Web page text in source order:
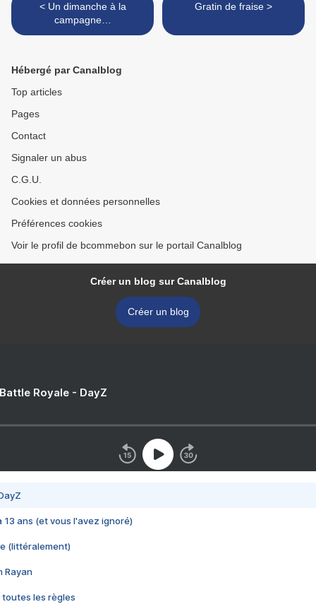
< Un dimanche à la
campagne…
Gratin de fraise >
Hébergé par Canalblog
Top articles
Pages
Contact
Signaler un abus
C.G.U.
Cookies et données personnelles
Préférences cookies
Voir le profil de bcommebon sur le portail Canalblog
Créer un blog sur Canalblog
Créer un blog
Royale - DayZ
13 ans (et vous l'avez ignoré)
(littéralement)
Rayan
toutes les règles